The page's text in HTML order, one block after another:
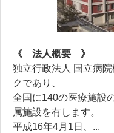
《 法人概要 》
独立行政法人 国立病
クであり、
全国に140の医療施設
属施設を有します。
平成16年4月1日、...